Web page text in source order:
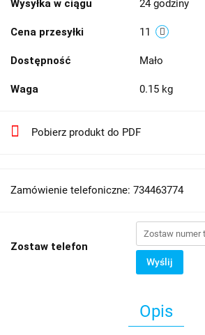
Wysyłka w ciągu 24 godziny
Cena przesyłki 11
Dostępność Mało
Waga 0.15 kg
Pobierz produkt do PDF
Zamówienie telefoniczne: 734463774
Zostaw telefon
Wyślij
Opis